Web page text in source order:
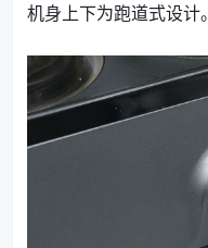
机身上下为跑道式设计。